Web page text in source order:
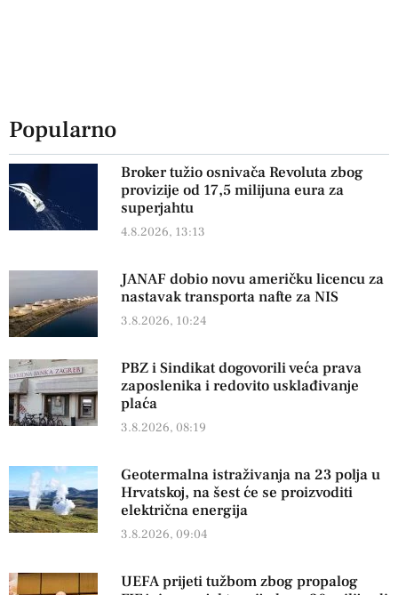
Popularno
Broker tužio osnivača Revoluta zbog
provizije od 17,5 milijuna eura za
superjahtu
4.8.2026, 13:13
JANAF dobio novu američku licencu za
nastavak transporta nafte za NIS
3.8.2026, 10:24
PBZ i Sindikat dogovorili veća prava
zaposlenika i redovito usklađivanje
plaća
3.8.2026, 08:19
Geotermalna istraživanja na 23 polja u
Hrvatskoj, na šest će se proizvoditi
električna energija
3.8.2026, 09:04
UEFA prijeti tužbom zbog propalog